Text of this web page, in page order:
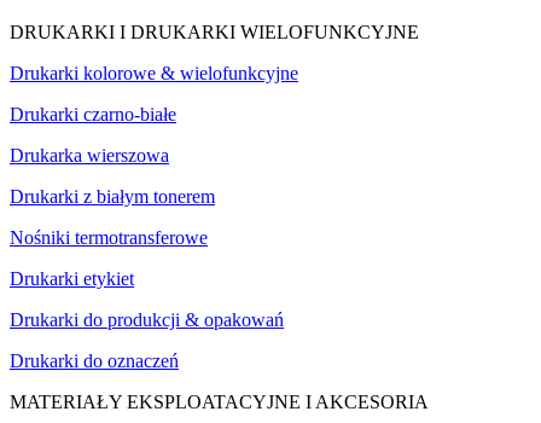
DRUKARKI I DRUKARKI WIELOFUNKCYJNE
Drukarki kolorowe & wielofunkcyjne
Drukarki czarno-białe
Drukarka wierszowa
Drukarki z białym tonerem
Nośniki termotransferowe
Drukarki etykiet
Drukarki do produkcji & opakowań
Drukarki do oznaczeń
MATERIAŁY EKSPLOATACYJNE I AKCESORIA